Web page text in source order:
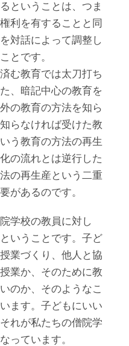
ということは、つま
利を有することと同
対話によって調整し
とです。
む教育では太刀打ち
、暗記中心の教育を
の教育の方法を知ら
らなければ受けた教
う教育の方法の再生
の流れとは逆行した
の再生産という二重
があるのです。
学校の教員に対し
いうことです。子ど
業づくり、他人と協
業か、そのために教
のか、そのようなこ
ます。子どもにいい
れが私たちの僧院学
っています。